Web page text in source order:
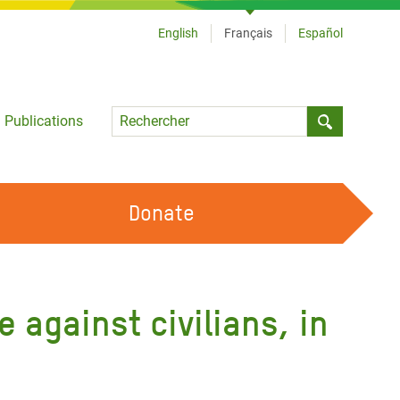
Publications
Language
English Français Español
DEVENIR BÉNÉVOLE
Donate
against civilians, in